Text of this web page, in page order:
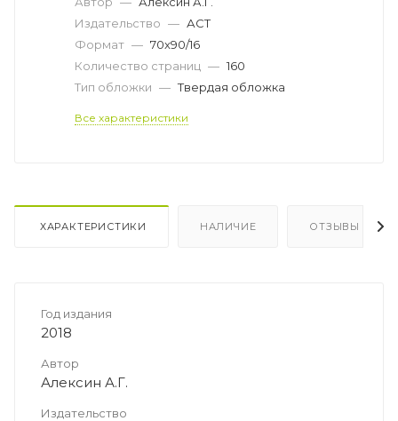
Издательство — АСТ
Формат — 70x90/16
Количество страниц — 160
Тип обложки — Твердая обложка
Все характеристики
ХАРАКТЕРИСТИКИ НАЛИЧИЕ ОТЗЫВЫ
Год издания
2018
Автор
Алексин А.Г.
Издательство